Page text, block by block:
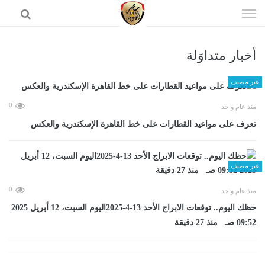
الى
أخبار متداوَلة
غير مصنف
منذ عام واحد 0
تعرف على مواعيد القطارات على خط القاهرة الإسكندرية والعكس
غير مصنف
منذ عام واحد 0
حظك اليوم.. توقعات الابراج الأحد 13-4-2025اليوم السبت، 12 أبريل 2025
09:52 صـ منذ 27 دقيقة